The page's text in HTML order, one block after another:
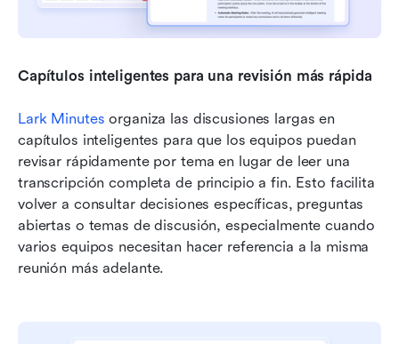
Capítulos inteligentes para una revisión más rápida
Lark Minutes organiza las discusiones largas en
capítulos inteligentes para que los equipos puedan
revisar rápidamente por tema en lugar de leer una
transcripción completa de principio a fin. Esto facilita
volver a consultar decisiones específicas, preguntas
abiertas o temas de discusión, especialmente cuando
varios equipos necesitan hacer referencia a la misma
reunión más adelante.